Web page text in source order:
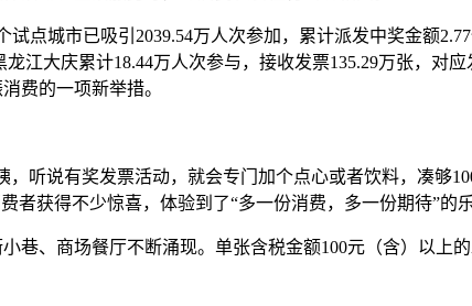
点城市已吸引2039.54万人次参加，累计派发中奖金额
江大庆累计18.44万人次参与，接收发票135.29万张，
费的一项新举措。
听说有奖发票活动，就会专门加个点心或者饮料，凑够
者获得不少惊喜，体验到了“多一份消费，多一份期待”的乐
巷、商场餐厅不断涌现。单张含税金额100元（含）以上